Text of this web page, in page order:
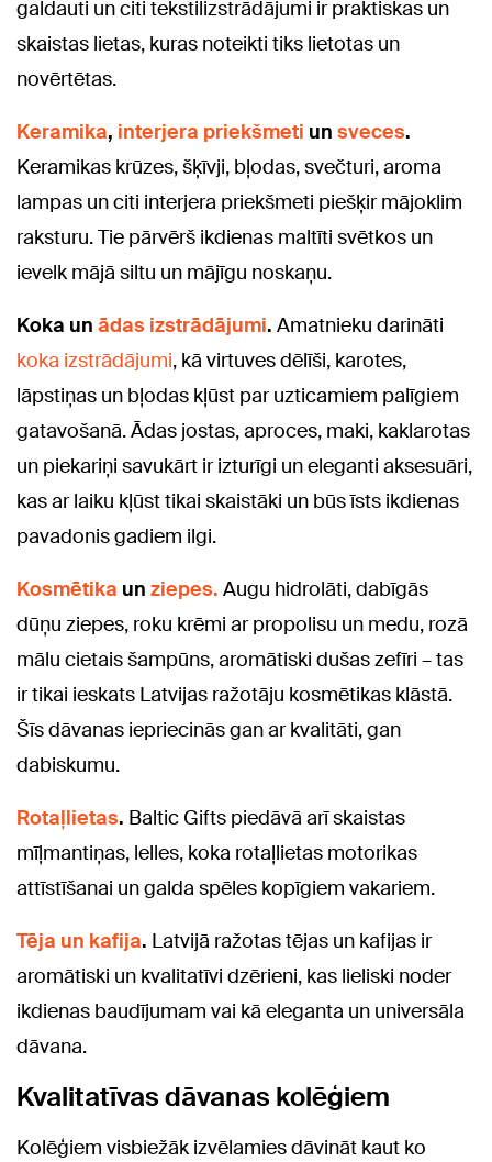
galdauti un citi tekstilizstrādājumi ir praktiskas un
skaistas lietas, kuras noteikti tiks lietotas un
novērtētas.
Keramika, interjera priekšmeti un sveces.
Keramikas krūzes, šķīvji, bļodas, svečturi, aroma
lampas un citi interjera priekšmeti piešķir mājoklim
raksturu. Tie pārvērš ikdienas maltīti svētkos un
ievelk mājā siltu un mājīgu noskaņu.
Koka un ādas izstrādājumi. Amatnieku darināti
koka izstrādājumi, kā virtuves dēlīši, karotes,
lāpstiņas un bļodas kļūst par uzticamiem palīgiem
gatavošanā. Ādas jostas, aproces, maki, kaklarotas
un piekariņi savukārt ir izturīgi un eleganti aksesuāri,
kas ar laiku kļūst tikai skaistāki un būs īsts ikdienas
pavadonis gadiem ilgi.
Kosmētika un ziepes. Augu hidrolāti, dabīgās
dūņu ziepes, roku krēmi ar propolisu un medu, rozā
mālu cietais šampūns, aromātiski dušas zefīri – tas
ir tikai ieskats Latvijas ražotāju kosmētikas klāstā.
Šīs dāvanas iepriecinās gan ar kvalitāti, gan
dabiskumu.
Rotaļlietas. Baltic Gifts piedāvā arī skaistas
mīļmantiņas, lelles, koka rotaļlietas motorikas
attīstīšanai un galda spēles kopīgiem vakariem.
Tēja un kafija. Latvijā ražotas tējas un kafijas ir
aromātiski un kvalitatīvi dzērieni, kas lieliski noder
ikdienas baudījumam vai kā eleganta un universāla
dāvana.
Kvalitatīvas dāvanas kolēģiem
Kolēģiem visbiežāk izvēlamies dāvināt kaut ko